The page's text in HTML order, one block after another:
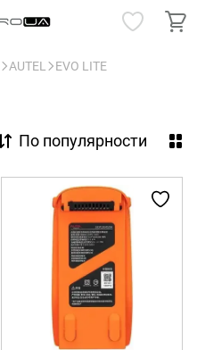
AUTEL EVO LITE
По популярности